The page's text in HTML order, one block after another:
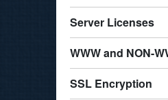
Server Licenses
WWW and NON-
SSL Encryption